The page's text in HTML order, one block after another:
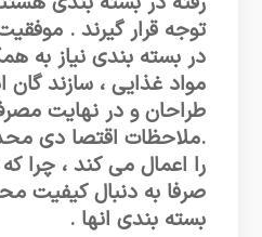
توجه قرار گیرند .
در بسته بندی نیاز به
مواد غذایی ، سازند گان
طراحان و در نهایت
.ملاحظات اقتصا دی
را اعمال می کند ، چرا
صرفا به دنبال کیفیت
بسته بندی انها .